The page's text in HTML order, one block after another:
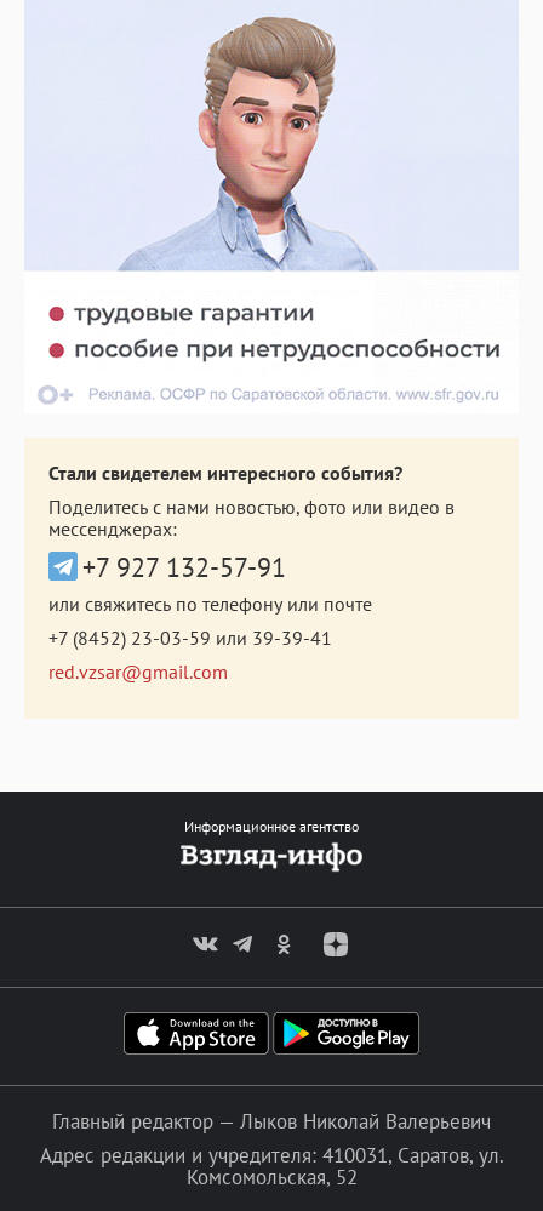
Стали свидетелем интересного события?
Поделитесь с нами новостью, фото или видео в
мессенджерах:
+7 927 132-57-91
или свяжитесь по телефону или почте
+7 (8452) 23-03-59 или 39-39-41
red.vzsar@gmail.com
Информационное агентство
Главный редактор — Лыков Николай Валерьевич
Адрес редакции и учредителя: 410031, Саратов, ул.
Комсомольская, 52